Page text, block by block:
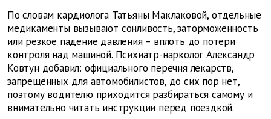
По словам кардиолога Татьяны Маклаковой, отдельные
медикаменты вызывают сонливость, заторможенность
или резкое падение давления – вплоть до потери
контроля над машиной. Психиатр-нарколог Александр
Ковтун добавил: официального перечня лекарств,
запрещённых для автомобилистов, до сих пор нет,
поэтому водителю приходится разбираться самому и
внимательно читать инструкции перед поездкой.